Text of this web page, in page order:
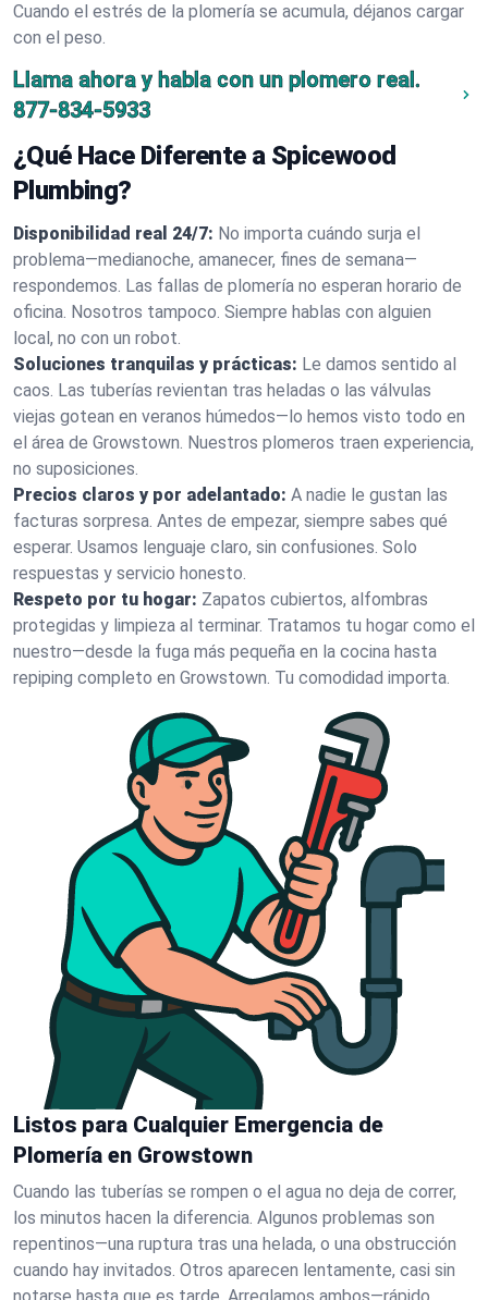
Cuando el estrés de la plomería se acumula, déjanos cargar
con el peso.
Llama ahora y habla con un plomero real.
877-834-5933
¿Qué Hace Diferente a Spicewood
Plumbing?
Disponibilidad real 24/7: No importa cuándo surja el
problema—medianoche, amanecer, fines de semana—
respondemos. Las fallas de plomería no esperan horario de
oficina. Nosotros tampoco. Siempre hablas con alguien
local, no con un robot.
Soluciones tranquilas y prácticas: Le damos sentido al
caos. Las tuberías revientan tras heladas o las válvulas
viejas gotean en veranos húmedos—lo hemos visto todo en
el área de Growstown. Nuestros plomeros traen experiencia,
no suposiciones.
Precios claros y por adelantado: A nadie le gustan las
facturas sorpresa. Antes de empezar, siempre sabes qué
esperar. Usamos lenguaje claro, sin confusiones. Solo
respuestas y servicio honesto.
Respeto por tu hogar: Zapatos cubiertos, alfombras
protegidas y limpieza al terminar. Tratamos tu hogar como el
nuestro—desde la fuga más pequeña en la cocina hasta
repiping completo en Growstown. Tu comodidad importa.
Listos para Cualquier Emergencia de
Plomería en Growstown
Cuando las tuberías se rompen o el agua no deja de correr,
los minutos hacen la diferencia. Algunos problemas son
repentinos—una ruptura tras una helada, o una obstrucción
cuando hay invitados. Otros aparecen lentamente, casi sin